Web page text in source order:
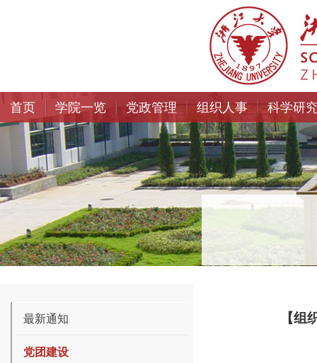
首页 学院一览 党政管理 组织人事 科学研
最新通知
党团建设
【